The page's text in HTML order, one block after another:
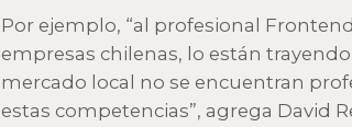
Por ejemplo, “al profesional
empresas chilenas, lo están
mercado local no se encuentran
estas competencias”, agrega David